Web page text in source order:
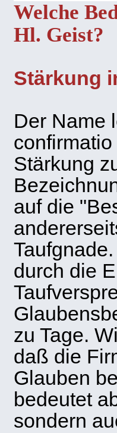
Welche
Hl. Geist?
Stärkung
Der Name
Stärkung
auf die
durch die
zu Tage.
daß die
Glauben
bedeutet
sondern